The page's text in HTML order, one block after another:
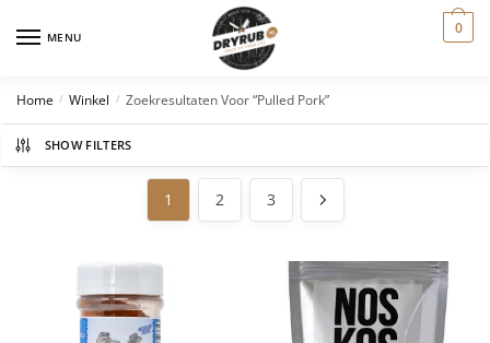
MENU 0
Home / Winkel / Zoekresultaten Voor “pulled Pork”
SHOW FILTERS
1 2 3